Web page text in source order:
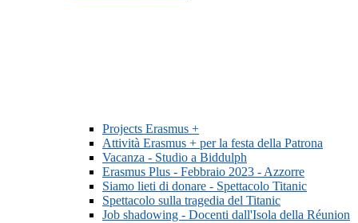
Projects Erasmus +
Attività Erasmus + per la festa della Patrona
Vacanza - Studio a Biddulph
Erasmus Plus - Febbraio 2023 - Azzorre
Siamo lieti di donare - Spettacolo Titanic
Spettacolo sulla tragedia del Titanic
Job shadowing - Docenti dall'Isola della Réunion